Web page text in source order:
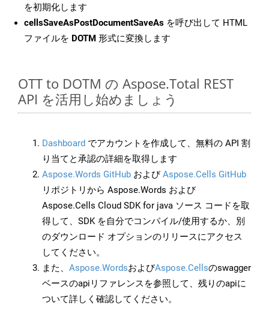
を初期化します
cellsSaveAsPostDocumentSaveAs を呼び出して HTML
ファイルを DOTM 形式に変換します
OTT to DOTM の Aspose.Total REST
API を活用し始めましょう
Dashboard でアカウントを作成して、無料の API 割
り当てと承認の詳細を取得します
Aspose.Words GitHub およびAspose.Cells GitHub
リポジトリから Aspose.Words および
Aspose.Cells Cloud SDK for java ソース コードを取
得して、SDK を自分でコンパイル/使用するか、別
のダウンロード オプションのリリースにアクセス
してください。
また、 Aspose.WordsおよびAspose.Cellsのswagger
ベースのapiリファレンスを参照して、残りのapiに
ついて詳しく確認してください。